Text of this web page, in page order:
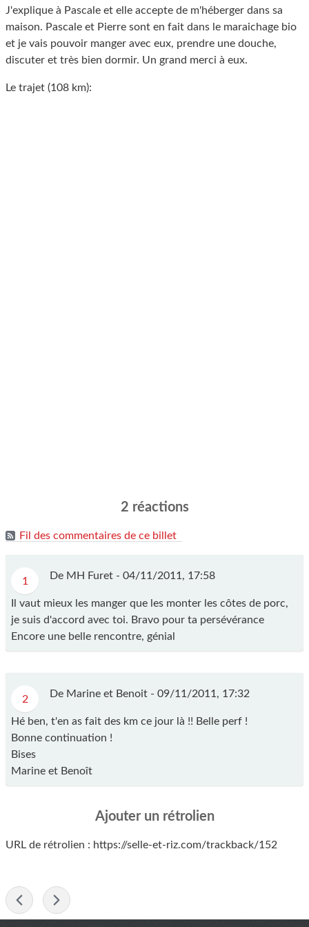
J'explique à Pascale et elle accepte de m'héberger dans sa
maison. Pascale et Pierre sont en fait dans le maraichage bio
et je vais pouvoir manger avec eux, prendre une douche,
discuter et très bien dormir. Un grand merci à eux.
Le trajet (108 km):
2 réactions
Fil des commentaires de ce billet
1 De MH Furet - 04/11/2011, 17:58
Il vaut mieux les manger que les monter les côtes de porc,
je suis d'accord avec toi. Bravo pour ta persévérance
Encore une belle rencontre, génial
2 De Marine et Benoit - 09/11/2011, 17:32
Hé ben, t'en as fait des km ce jour là !! Belle perf !
Bonne continuation !
Bises
Marine et Benoît
Ajouter un rétrolien
URL de rétrolien : https://selle-et-riz.com/trackback/152